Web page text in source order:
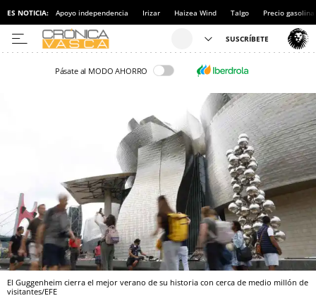
ES NOTICIA: Apoyo independencia Irizar Haizea Wind Talgo Precio gasolina
Pásate al MODO AHORRO
El Guggenheim cierra el mejor verano de su historia con cerca de medio millón de
visitantes/EFE